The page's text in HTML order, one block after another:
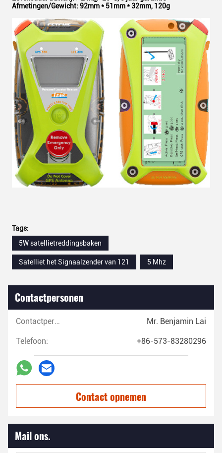
Afmetingen/Gewicht: 92mm * 51mm * 32mm, 120g
Tags:
5W satellietreddingsbaken
Satelliet het Signaalzender van 121 5 Mhz
Contactpersonen
Contactpersonen: Mr. Benjamin Lai
Telefoon: +86-573-83280296
Contact opnemen
Mail ons.